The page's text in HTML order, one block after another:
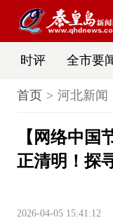
时评 全市要
首页 河北新闻
【网络中国
正清明！探
2026-04-05 15:41:12